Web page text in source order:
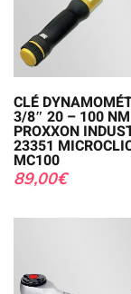
CLÉ
3/8″ 20 – 100 NM
PROXXON
23351
MC100
89,00€